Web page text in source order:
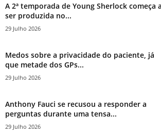
A 2ª temporada de Young Sherlock começa a
ser produzida no...
29 Julho 2026
Medos sobre a privacidade do paciente, já
que metade dos GPs...
29 Julho 2026
Anthony Fauci se recusou a responder a
perguntas durante uma tensa...
29 Julho 2026